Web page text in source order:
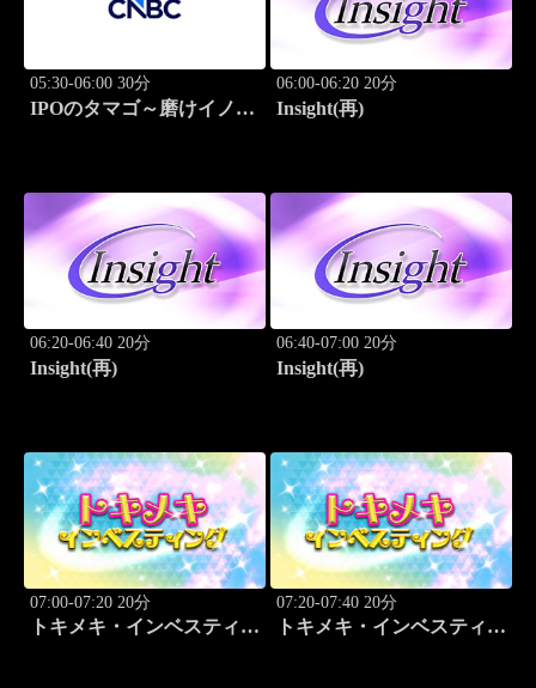
05:30-06:00 30分
IPOのタマゴ～磨けイノベ
06:00-06:20 20分
Insight(再)
06:20-06:40 20分
Insight(再)
06:40-07:00 20分
Insight(再)
07:00-07:20 20分
トキメキ・インベスティン
07:20-07:40 20分
トキメキ・インベスティン